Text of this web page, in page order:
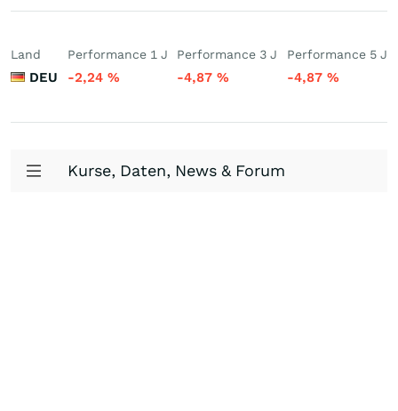
Land
DEU
Performance 1 J
-2,24 %
Performance 3 J
-4,87%
Performance 5 J
-4,87 %
Kurse, Daten, News & Forum